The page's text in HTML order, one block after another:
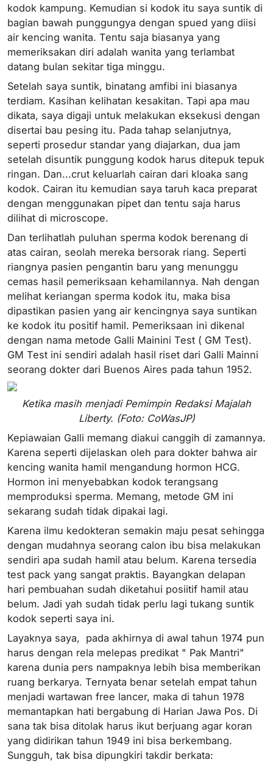
kodok kampung. Kemudian si kodok itu saya suntik di
bagian bawah punggungya dengan spued yang diisi
air kencing wanita. Tentu saja biasanya yang
memeriksakan diri adalah wanita yang terlambat
datang bulan sekitar tiga minggu.
Setelah saya suntik, binatang amfibi ini biasanya
terdiam. Kasihan kelihatan kesakitan. Tapi apa mau
dikata, saya digaji untuk melakukan eksekusi dengan
disertai bau pesing itu. Pada tahap selanjutnya,
seperti prosedur standar yang diajarkan, dua jam
setelah disuntik punggung kodok harus ditepuk tepuk
ringan. Dan...crut keluarlah cairan dari kloaka sang
kodok. Cairan itu kemudian saya taruh kaca preparat
dengan menggunakan pipet dan tentu saja harus
dilihat di microscope.
Dan terlihatlah puluhan sperma kodok berenang di
atas cairan, seolah mereka bersorak riang. Seperti
riangnya pasien pengantin baru yang menunggu
cemas hasil pemeriksaan kehamilannya. Nah dengan
melihat keriangan sperma kodok itu, maka bisa
dipastikan pasien yang air kencingnya saya suntikan
ke kodok itu positif hamil. Pemeriksaan ini dikenal
dengan nama metode Galli Mainini Test ( GM Test).
GM Test ini sendiri adalah hasil riset dari Galli Mainni
seorang dokter dari Buenos Aires pada tahun 1952.
Ketika masih menjadi Pemimpin Redaksi Majalah
Liberty. (Foto: CoWasJP)
Kepiawaian Galli memang diakui canggih di zamannya.
Karena seperti dijelaskan oleh para dokter bahwa air
kencing wanita hamil mengandung hormon HCG.
Hormon ini menyebabkan kodok terangsang
memproduksi sperma. Memang, metode GM ini
sekarang sudah tidak dipakai lagi.
Karena ilmu kedokteran semakin maju pesat sehingga
dengan mudahnya seorang calon ibu bisa melakukan
sendiri apa sudah hamil atau belum. Karena tersedia
test pack yang sangat praktis. Bayangkan delapan
hari pembuahan sudah diketahui posiitif hamil atau
belum. Jadi yah sudah tidak perlu lagi tukang suntik
kodok seperti saya ini.
Layaknya saya, pada akhirnya di awal tahun 1974 pun
harus dengan rela melepas predikat " Pak Mantri"
karena dunia pers nampaknya lebih bisa memberikan
ruang berkarya. Ternyata benar setelah empat tahun
menjadi wartawan free lancer, maka di tahun 1978
memantapkan hati bergabung di Harian Jawa Pos. Di
sana tak bisa ditolak harus ikut berjuang agar koran
yang didirikan tahun 1949 ini bisa berkembang.
Sungguh, tak bisa dipungkiri takdir berkata: